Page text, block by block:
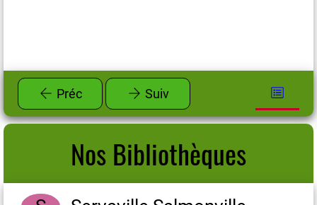
Préc Suiv
Nos Bibliothèques